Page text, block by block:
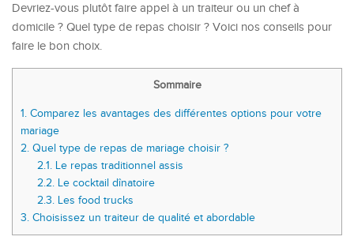
Devriez-vous plutôt faire appel à un traiteur ou un chef à
domicile ? Quel type de repas choisir ? Voici nos conseils pour
faire le bon choix.
Sommaire
1. Comparez les avantages des différentes options pour votre
mariage
2. Quel type de repas de mariage choisir ?
2.1. Le repas traditionnel assis
2.2. Le cocktail dînatoire
2.3. Les food trucks
3. Choisissez un traiteur de qualité et abordable